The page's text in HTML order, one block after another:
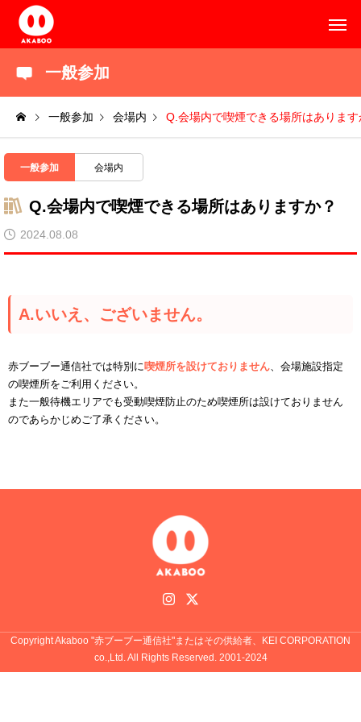
一般参加
一般参加 会場内 Q.会場内で喫煙できる場所はあります
一般参加 会場内
Q.会場内で喫煙できる場所はありますか？
2024.08.08
A.いいえ、ございません。
赤ブーブー通信社では特別に喫煙所を設けておりません、会場施設指定
の喫煙所をご利用ください。
また一般待機エリアでも受動喫煙防止のため喫煙所は設けておりません
のであらかじめご了承ください。
Copyright Akaboo "赤ブーブー通信社"またはその供給者、KEI CORPORATION
co.,Ltd. All Rights Reserved. 2001-2024